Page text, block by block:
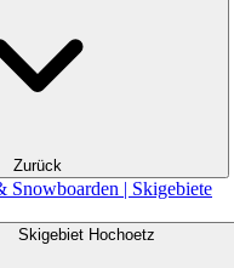
Zurück
Snowboarden | Skigebiete
Skigebiet Hochoetz